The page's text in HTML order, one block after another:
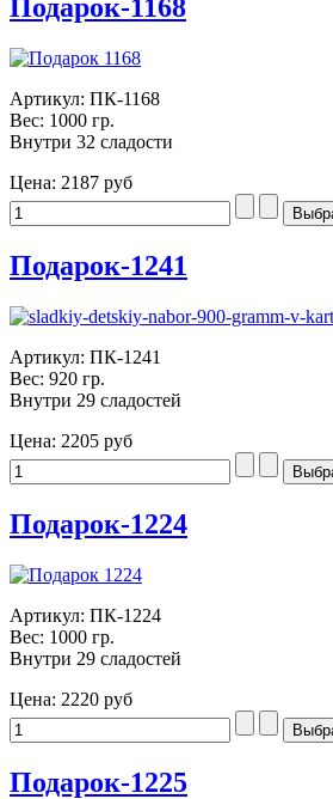
Подарок-1168
Артикул: ПК-1168
Вес: 1000 гр.
Внутри 32 сладости
Цена: 2187 руб
Подарок-1241
Артикул: ПК-1241
Вес: 920 гр.
Внутри 29 сладостей
Цена: 2205 руб
Подарок-1224
Артикул: ПК-1224
Вес: 1000 гр.
Внутри 29 сладостей
Цена: 2220 руб
Подарок-1225